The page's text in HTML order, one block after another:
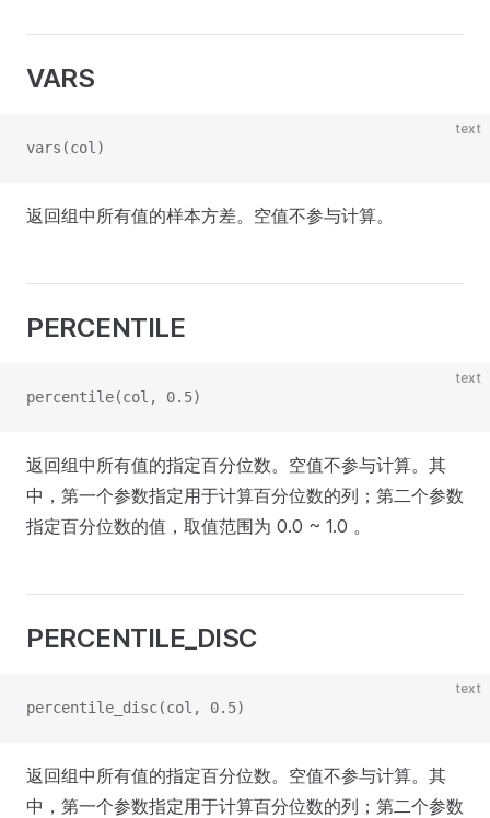
VARS
text
vars(col)
返回组中所有值的样本方差。空值不参与计算。
PERCENTILE
text
percentile(col, 0.5)
返回组中所有值的指定百分位数。空值不参与计算。其
中，第一个参数指定用于计算百分位数的列；第二个参数
指定百分位数的值，取值范围为 0.0 ~ 1.0 。
PERCENTILE_DISC
text
percentile_disc(col, 0.5)
返回组中所有值的指定百分位数。空值不参与计算。其
中，第一个参数指定用于计算百分位数的列；第二个参数